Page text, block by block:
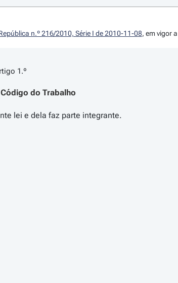
n.º 216/2010, Série I de 2010-11-08, em vigor
1.º
do Trabalho